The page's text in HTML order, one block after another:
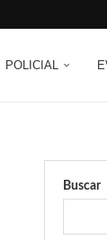
POLICIAL
Buscar